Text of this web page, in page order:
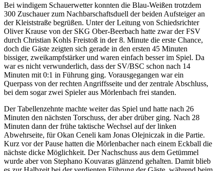
Bei windigem Schauerwetter konnten die Blau-Weißen trotzdem
300 Zuschauer zum Nachbarschaftsduell der beiden Aufsteiger an
der Kleiststraße begrüßen. Unter der Leitung von Schiedsrichter
Oliver Krause von der SKG Ober-Beerbach hatte zwar der FSV
durch Christian Kohls Freistoß in der 8. Minute die erste Chance,
doch die Gäste zeigten sich gerade in den ersten 45 Minuten
bissiger, zweikampfstärker und waren einfach besser im Spiel. Da
war es nicht verwunderlich, dass der SV/BSC schon nach 14
Minuten mit 0:1 in Führung ging. Vorausgegangen war ein
Querpass von der rechten Angriffsseite und der zentrale Abschluss,
bei dem sogar zwei Spieler aus Mörlenbach frei standen.
Der Tabellenzehnte machte weiter das Spiel und hatte nach 26
Minuten den nächsten Torschuss, der aber drüber ging. Nach 28
Minuten dann der frühe taktische Wechsel auf der linken
Abwehrseite, für Okan Ceneli kam Jonas Olejniczak in die Partie.
Kurz vor der Pause hatten die Mörlenbacher nach einem Eckball die
nächste dicke Möglichkeit. Der Nachschuss aus dem Getümmel
wurde aber von Stephano Kouvaras glänzend gehalten. Damit blieb